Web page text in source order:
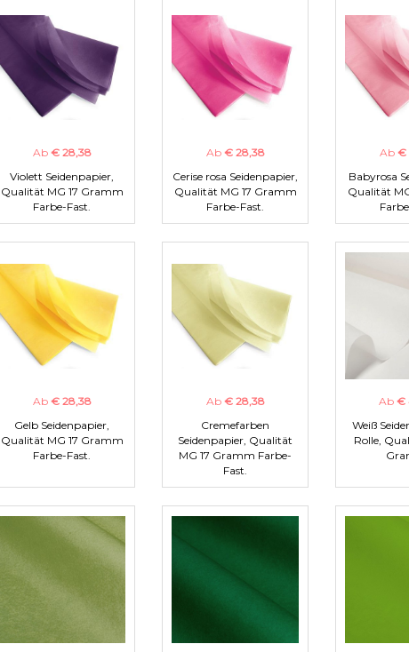
Ab € 28,38
Violett Seidenpapier,
Qualität MG 17 Gramm
Farbe-Fast.
Ab € 28,38
Cerise rosa Seidenpapier,
Qualität MG 17 Gramm
Farbe-Fast.
Ab €
Babyrosa
Qualität
Ab € 28,38
Gelb Seidenpapier,
Qualität MG 17 Gramm
Farbe-Fast.
Ab € 28,38
Cremefarben
Seidenpapier, Qualität
MG 17 Gramm Farbe-
Fast.
Ab €
Weiß
Rolle,